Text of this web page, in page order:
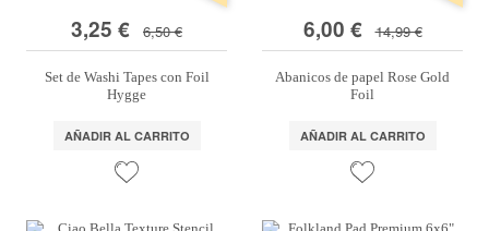
3,25 € 6,50 €
Set de Washi Tapes con Foil
Hygge
AÑADIR AL CARRITO
6,00 € 14,99 €
Abanicos de papel Rose Gold
Foil
AÑADIR AL CARRITO